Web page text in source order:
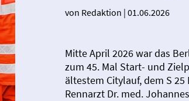
von Redaktion | 01.06.2026
Mitte April 2026 war das
zum 45. Mal Start- und
ältestem Citylauf, dem S
Rennarzt Dr. med.